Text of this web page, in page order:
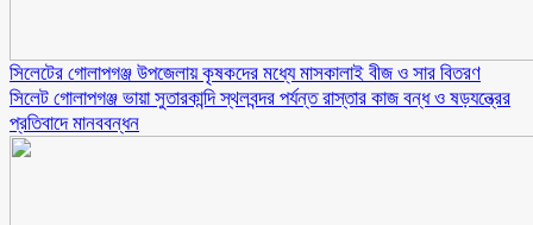
সিলেটের গোলাপগঞ্জ উপজেলায় কৃষকদের মধ্যে মাসকালাই বীজ ও সার বিতরণ
সিলেট গোলাপগঞ্জ ভায়া সুতারকান্দি স্থলবন্দর পর্যন্ত রাস্তার কাজ বন্ধ ও ষড়যন্ত্রের
প্রতিবাদে মানববন্ধন